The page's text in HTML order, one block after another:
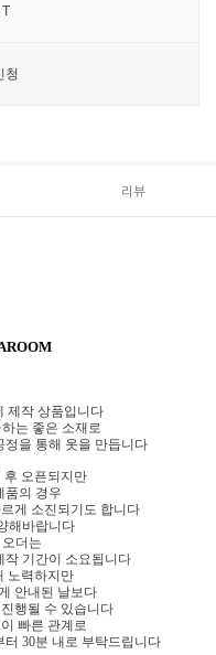
청
리뷰
제작 상품입니다
는 좋은 소재로
정을 통해 옷을 만듭니다
후 오픈되지만
품의 경우
게 소진되기도 합니다
해바랍니다
더는
작 기간이 소요됩니다
노력하지만
안내된 날보다
행될 수 있습니다
빠른 관계로
30분 내로 부탁드립니다